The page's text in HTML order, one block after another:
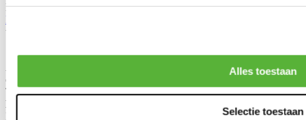
Alles toestaan
Selectie toestaan
Dit formulier wordt beschermd door reCAPTCHA - het
Privacybeleid van Google
toepassing.
Schrijf je eigen review
Alleen geregistreerde gebruikers kunnen reviews schrijven.Log in
of
Toepasbaar op:
Honda
Integra 2001-2006 2.0i Type R (JDM) (DC5)